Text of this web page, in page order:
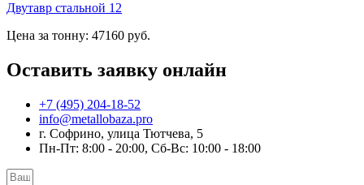
Двутавр стальной 12
Цена за тонну: 47160 руб.
Оставить заявку онлайн
+7 (495) 204-18-52
info@metallobaza.pro
г. Софрино, улица Тютчева, 5
Пн-Пт: 8:00 - 20:00, Сб-Вс: 10:00 - 18:00